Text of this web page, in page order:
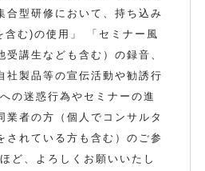
合型研修において、持ち込み
含む)の使用」 「セミナー風
受講生なども含む）の録音、
社製品等の宣伝活動や勧誘行
の迷惑行為やセミナーの進
業者の方（個人でコンサルタ
されている方も含む）のご参
ど、よろしくお願いいたし